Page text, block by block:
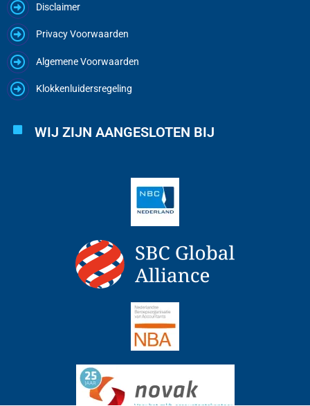
Disclaimer
Privacy Voorwaarden
Algemene Voorwaarden
Klokkenluidersregeling
WIJ ZIJN AANGESLOTEN BIJ